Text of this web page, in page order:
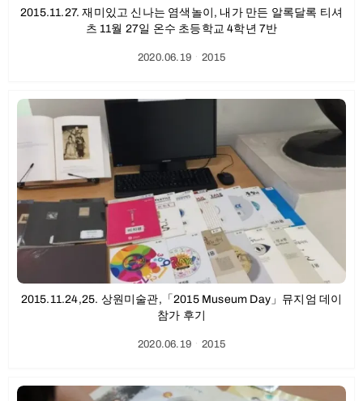
2015.11.27. 재미있고 신나는 염색놀이, 내가 만든 알록달록 티셔
츠 11월 27일 온수 초등학교 4학년 7반
2020.06.19ㆍ2015
2015.11.24,25. 상원미술관,「2015 Museum Day」뮤지엄 데이
참가 후기
2020.06.19ㆍ2015